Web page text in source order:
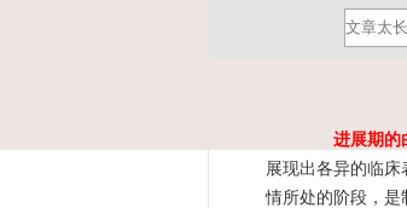
进展期的白
展现出各异的临
情所处的阶段，是